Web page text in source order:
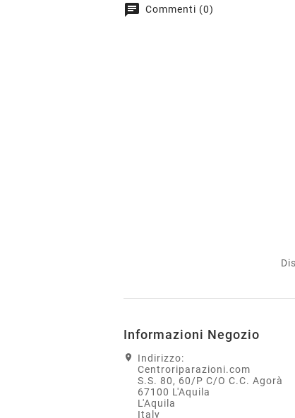
chat Commenti (0)
Informazioni Negozio
Indirizzo:
Centroriparazioni.com
S.S. 80, 60/P C/O C.C. Agorà
67100 L'Aquila
L'Aquila
Italy